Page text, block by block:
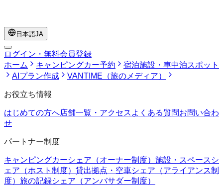
日本語JA
ログイン・無料会員登録
ホーム
キャンピングカー予約
宿泊施設・車中泊スポット
AIプラン作成
VANTIME（旅のメディア）
お役立ち情報
はじめての方へ店舗一覧・アクセス よくある質問お問い合わ
せ
パートナー制度
キャンピングカーシェア（オーナー制度） 施設・スペースシ
ェア（ホスト制度） 貸出拠点・空車シェア（アライアンス制
度） 旅の記録シェア（アンバサダー制度）